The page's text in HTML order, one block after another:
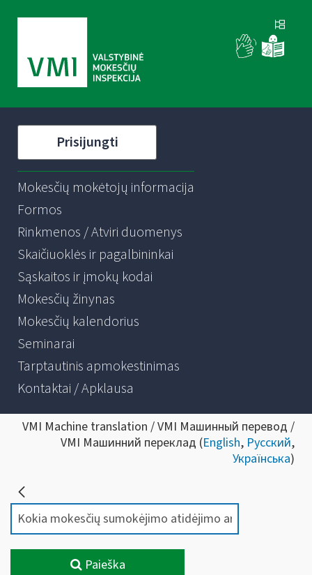
Prisijungti
Mokesčių mokėtojų informacija
Formos
Rinkmenos / Atviri duomenys
Skaičiuoklės ir pagalbininkai
Sąskaitos ir įmokų kodai
Mokesčių žinynas
Mokesčių kalendorius
Seminarai
Tarptautinis apmokestinimas
Kontaktai / Apklausa
VMI Machine translation / VMI Машинный перевод /
VMI Машинний переклад (English, Русский,
Українська)
Paieška